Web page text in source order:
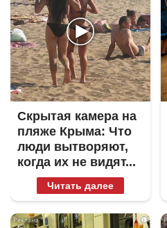
Скрытая камера на
пляже Крыма: Что
люди вытворяют,
когда их не видят...
Читать далее
i